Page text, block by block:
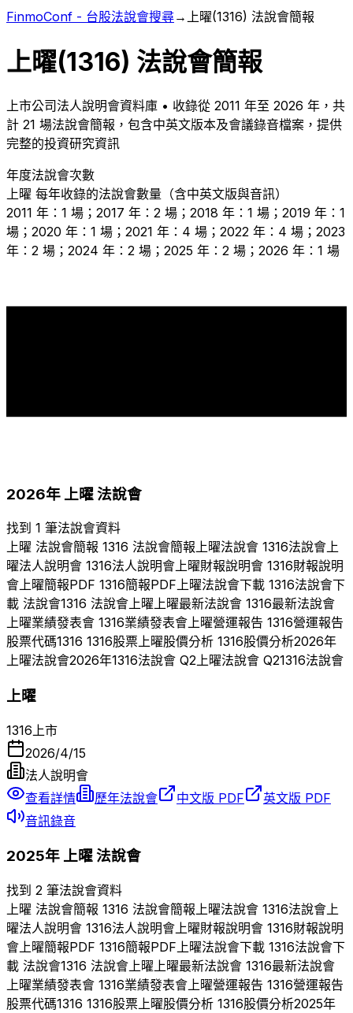
FinmoConf - 台股法說會搜尋→ 上曜(1316) 法說會簡報
上曜(1316) 法說會簡報
上市公司法人說明會資料庫 • 收錄從 2011 年至 2026 年，共
計 21 場法說會簡報，包含中英文版本及會議錄音檔案，提供
完整的投資研究資訊
年度法說會次數
上曜 每年收錄的法說會數量（含中英文版與音訊）
2011 年：1 場；2017 年：2 場；2018 年：1 場；2019 年：1
場；2020 年：1 場；2021 年：4 場；2022 年：4 場；2023
年：2 場；2024 年：2 場；2025 年：2 場；2026 年：1 場
2026年 上曜法說會
找到 1 筆法說會資料
上曜 法說會簡報 1316 法說會簡報上曜法說會 1316法說會上
曜法人說明會 1316法人說明會上曜財報說明會 1316財報說明
會上曜簡報PDF 1316簡報PDF上曜法說會下載 1316法說會下
載 法說會1316 法說會上曜上曜最新法說會 1316最新法說會
上曜業績發表會 1316業績發表會上曜營運報告 1316營運報告
股票代碼1316 1316股票上曜股價分析 1316股價分析2026年
上曜法說會2026年1316法說會 Q2上曜法說會 Q21316法說會
上曜
1316 上市
2026/4/15
法人說明會
查看詳情
歷年法說會 中文版 PDF
英文版 PDF
音訊錄音
2025年 上曜法說會
找到 2 筆法說會資料
上曜 法說會簡報 1316 法說會簡報上曜法說會 1316法說會上
曜法人說明會 1316法人說明會上曜財報說明會 1316財報說明
會上曜簡報PDF 1316簡報PDF上曜法說會下載 1316法說會下
載 法說會1316 法說會上曜上曜最新法說會 1316最新法說會
上曜業績發表會 1316業績發表會上曜營運報告 1316營運報告
股票代碼1316 1316股票上曜股價分析 1316股價分析2025年